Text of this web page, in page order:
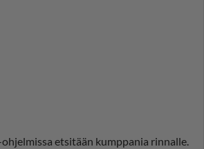
etsitään kumppania rinnalle.